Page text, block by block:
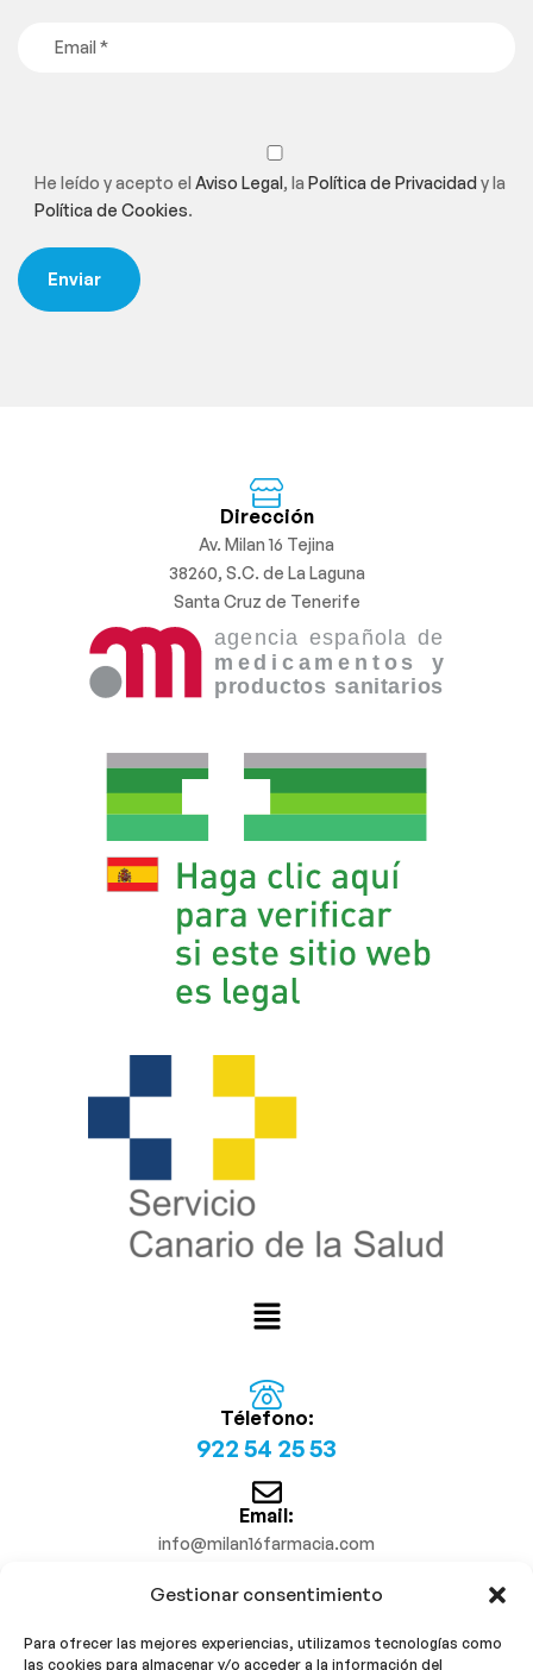
Gestionar consentimiento
Para ofrecer las mejores experiencias, utilizamos tecnologías como
las cookies para almacenar y/o acceder a la información del
He leído y acepto el Aviso Legal, la Política de Privacidady la
Política de Cookies.
Dirección
Av. Milan 16 Tejina
38260, S.C. de La Laguna
Santa Cruz de Tenerife
Télefono:
922 54 25 53
Email:
info@milan16farmacia.com
¡Síguenos!